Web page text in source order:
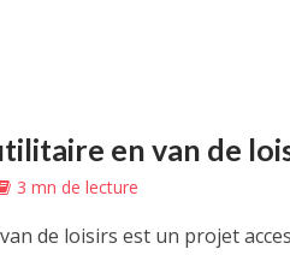
en van de
3 mn de lecture
de loisirs est un projet